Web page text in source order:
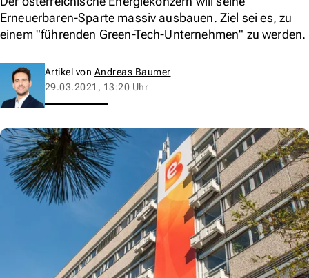
Erneuerbaren-Sparte massiv ausbauen. Ziel sei es, zu
einem "führenden Green-Tech-Unternehmen" zu werden.
Artikel von Andreas Baumer
29.03.2021, 13:20 Uhr